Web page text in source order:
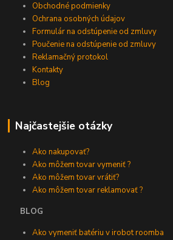
Obchodné podmienky
Ochrana osobných údajov
Formulár na odstúpenie od zmluvy
Poučenie na odstúpenie od zmluvy
Reklamačný protokol
Kontakty
Blog
Najčastejšie otázky
Ako nakupovať?
Ako môžem tovar vymeniť ?
Ako môžem tovar vrátiť?
Ako môžem tovar reklamovať ?
BLOG
Ako vymeniť batériu v irobot roomba